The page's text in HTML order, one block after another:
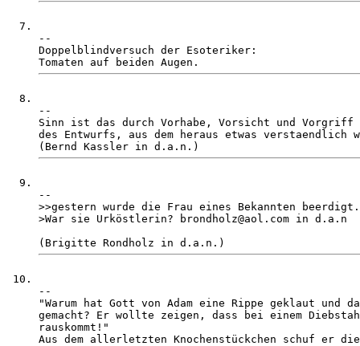
--
Doppelblindversuch der Esoteriker:
--
Sinn ist das durch Vorhabe, Vorsicht und
des Entwurfs, aus dem heraus etwas verstaendlich
--
>>gestern wurde die Frau eines Bekannten beerdigt.
>War sie Urköstlerin? brondholz@aol.com in d.a.n
--
"Warum hat Gott von Adam eine Rippe geklaut und
gemacht? Er wollte zeigen, dass bei einem
rauskommt!"
Aus dem allerletzten Knochenstückchen schuf er